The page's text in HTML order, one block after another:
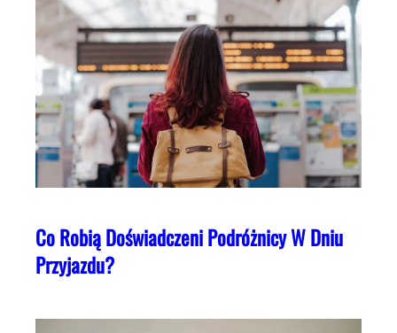
Co Robią Doświadczeni Podróżnicy W Dniu
Przyjazdu?